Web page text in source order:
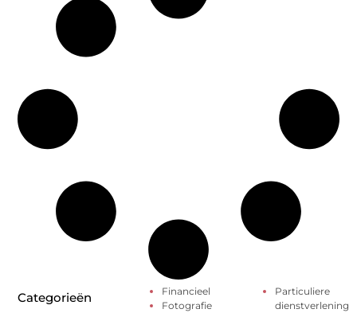
Categorieën
Financieel
Fotografie
Particuliere
dienstverlening